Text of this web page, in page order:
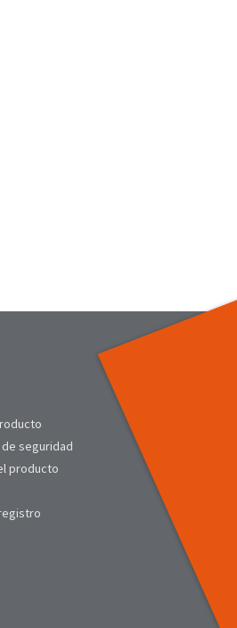
seguridad
producto